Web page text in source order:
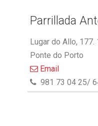
Parrillada
Lugar do Allo,
Ponte do Porto
Email
981 73 04 25/